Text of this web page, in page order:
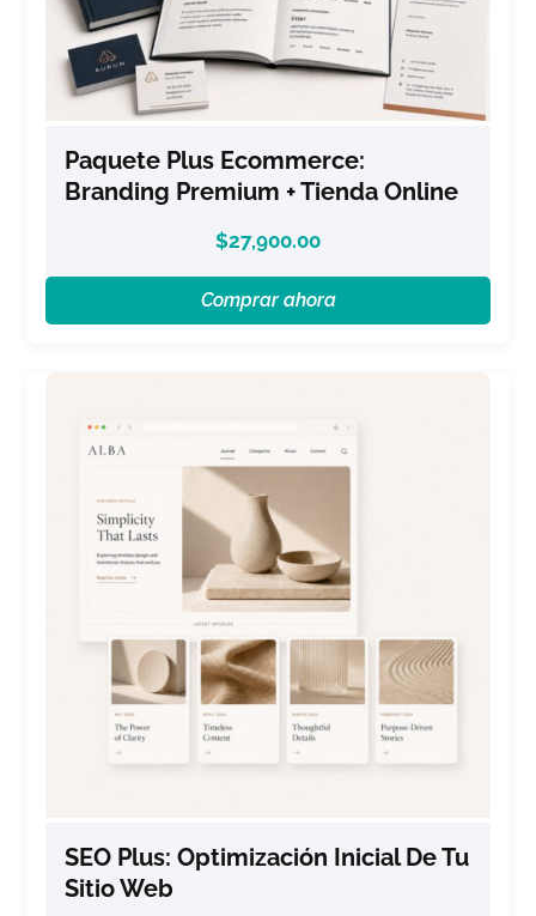
Paquete Plus Ecommerce:
Branding Premium + Tienda Online
$27,900.00
Comprar ahora
SEO Plus: Optimización Inicial De Tu
Sitio Web